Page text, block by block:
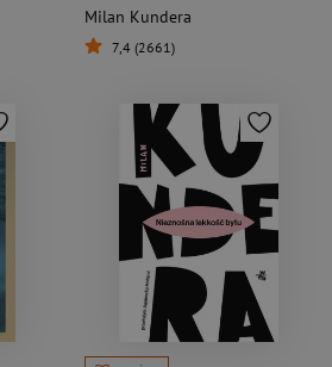
Milan Kundera
7,4 (2661)